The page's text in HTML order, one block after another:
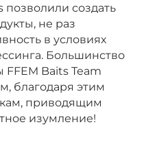
позволили создать
не раз
в условиях
Большинство
Baits Team
благодаря этим
приводящим
изумление!